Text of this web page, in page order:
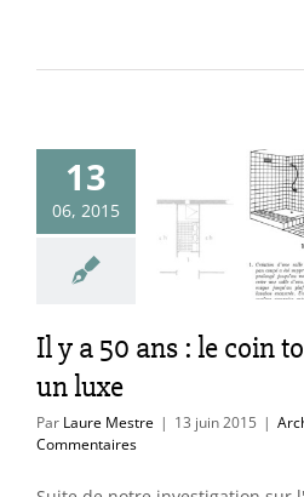
13
06, 2015
50 ans : le
n’est
un luxe
Il y a 50 ans : le coin
un luxe
Par Laure Mestre | 13 juin 2015 |
Commentaires